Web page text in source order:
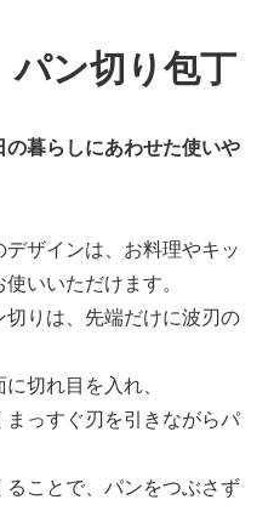
ン切り包丁
の暮らしにあわせた使いや
ザインは、お料理やキッ
いいただけます。
切りは、先端だけに波刃の
切れ目を入れ、
っすぐ刃を引きながらパ
ことで、パンをつぶさず